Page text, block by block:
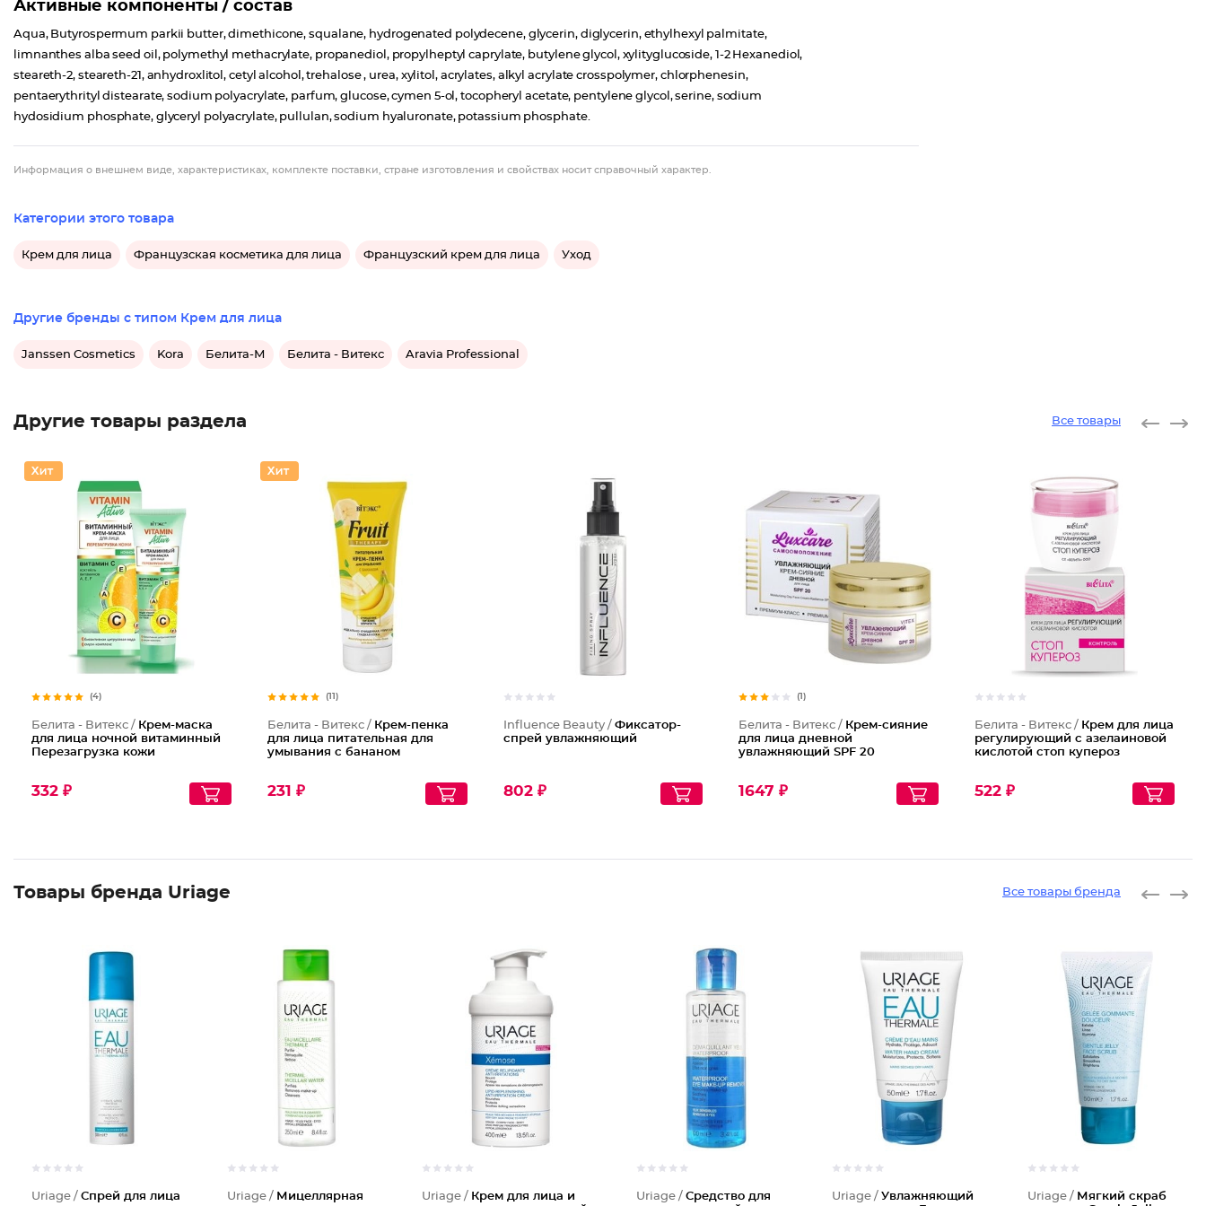
Активные компоненты / состав
Aqua, Butyrospermum parkii butter, dimethicone, squalane, hydrogenated polydecene, glycerin, diglycerin, ethylhexyl palmitate,
limnanthes alba seed oil, polymethyl methacrylate, propanediol, propylheptyl caprylate, butylene glycol, xylityglucoside, 1-2 Hexanediol,
steareth-2, steareth-21, anhydroxlitol, cetyl alcohol, trehalose , urea, xylitol, acrylates, alkyl acrylate crosspolymer, chlorphenesin,
pentaerythrityl distearate, sodium polyacrylate, parfum, glucose, cymen 5-ol, tocopheryl acetate, pentylene glycol, serine, sodium
hydosidium phosphate, glyceryl polyacrylate, pullulan, sodium hyaluronate, potassium phosphate.
Информация о внешнем виде, характеристиках, комплекте поставки, стране изготовления и свойствах носит справочный характер.
Категории этого товара
Крем для лица Французская косметика для лица Французский крем для лица Уход
Другие бренды с типом Крем для лица
Janssen Cosmetics Kora Белита-М Белита - Витекс Aravia Professional
Другие товары раздела Все товары
(4)
Белита - Витекс / Крем-маска
для лица ночной витаминный
Перезагрузка кожи
332 ₽
(11)
Белита - Витекс / Крем-пенка
для лица питательная для
умывания с бананом
231 ₽
Influence Beauty / Фиксатор-
спрей увлажняющий
802 ₽
(1)
Белита - Витекс / Крем-сияние
для лица дневной
увлажняющий SPF 20
1647 ₽
Белита - Витекс / Крем для лица
регулирующий с азелаиновой
кислотой стоп купероз
522 ₽
Товары бренда Uriage Все товары бренда
Uriage / Спрей для лица
Uriage / Мицеллярная
Uriage / Крем для лица и
Uriage /Средство для
Uriage /Увлажняющий
Uriage / Мягкий скраб